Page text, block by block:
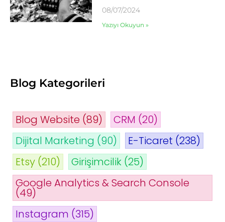
08/07/2024
Yazıyı Okuyun »
Blog Kategorileri
Blog Website (89) CRM (20)
Dijital Marketing (90) E-Ticaret (238)
Etsy (210) Girişimcilik (25)
Google Analytics & Search Console
(49)
Instagram (315)